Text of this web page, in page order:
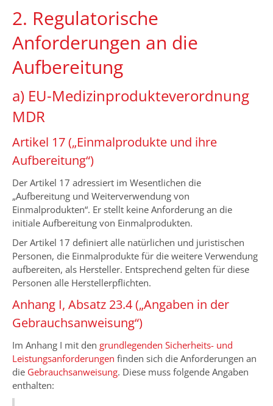
2. Regulatorische
Anforderungen an die
Aufbereitung
a) EU-Medizinprodukteverordnung
MDR
Artikel 17 („Einmalprodukte und ihre
Aufbereitung“)
Der Artikel 17 adressiert im Wesentlichen die
„Aufbereitung und Weiterverwendung von
Einmalprodukten“. Er stellt keine Anforderung an die
initiale Aufbereitung von Einmalprodukten.
Der Artikel 17 definiert alle natürlichen und juristischen
Personen, die Einmalprodukte für die weitere Verwendung
aufbereiten, als Hersteller. Entsprechend gelten für diese
Personen alle Herstellerpflichten.
Anhang I, Absatz 23.4 („Angaben in der
Gebrauchsanweisung“)
Im Anhang I mit den grundlegenden Sicherheits- und
Leistungsanforderungen finden sich die Anforderungen an
die Gebrauchsanweisung. Diese muss folgende Angaben
enthalten: